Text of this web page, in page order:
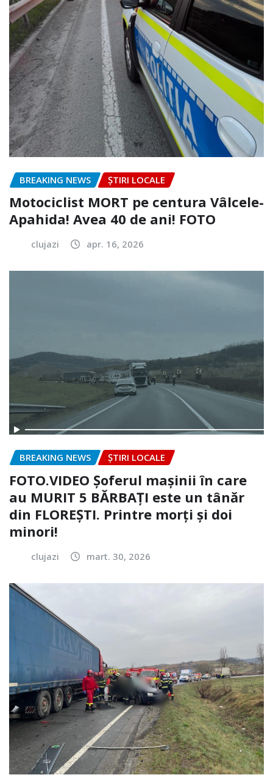
BREAKING NEWS ȘTIRI LOCALE
Motociclist MORT pe centura Vâlcele-
Apahida! Avea 40 de ani! FOTO
clujazi apr. 16, 2026
BREAKING NEWS ȘTIRI LOCALE
FOTO.VIDEO Șoferul mașinii în care
au MURIT 5 BĂRBAȚI este un tânăr
din FLOREȘTI. Printre morți și doi
minori!
clujazi mart. 30, 2026